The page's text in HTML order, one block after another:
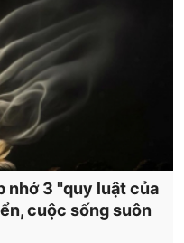
nhớ 3 "quy luật của
cuộc sống suôn